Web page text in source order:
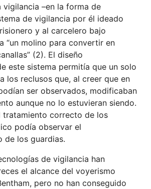
vigilancia –en la forma de
de vigilancia por él ideado
y al carcelero bajo
“un molino para convertir en
(2). El diseño
este sistema permitía que un solo
los reclusos que, al creer que en
ser observados, modificaban
aunque no lo estuvieran siendo.
tratamiento correcto de los
podía observar el
de los guardias.
de vigilancia han
el alcance del voyerismo
pero no han conseguido